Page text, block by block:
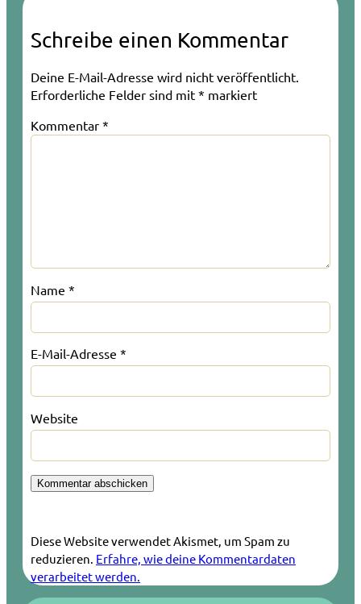
Schreibe einen Kommentar
Deine E-Mail-Adresse wird nicht veröffentlicht.
Erforderliche Felder sind mit * markiert
Kommentar *
Name *
E-Mail-Adresse *
Website
Diese Website verwendet Akismet, um Spam zu
reduzieren. Erfahre, wie deine Kommentardaten
verarbeitet werden.